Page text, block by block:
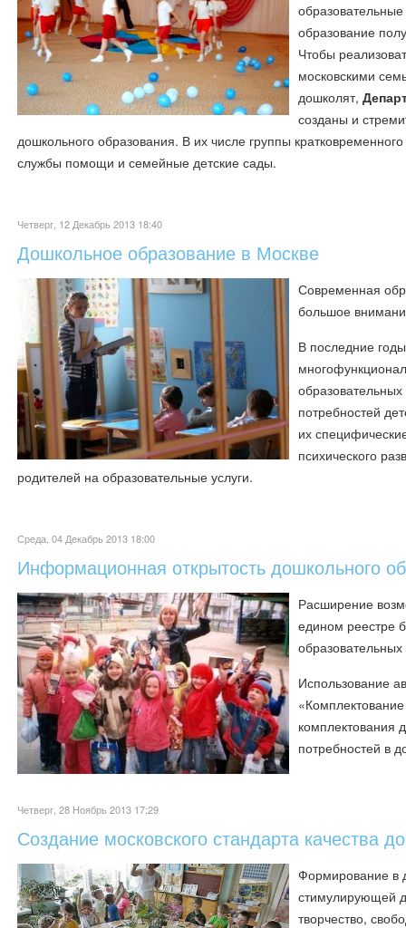
образование
Чтобы
московскими
дошколят,
созданы и
дошкольного образования. В их числе группы
службы помощи и семейные детские сады.
Четверг, 12 Декабрь 2013 18:40
Дошкольное образование в Москве
Современная
большое
В последние
потребностей
их
психического
родителей на образовательные услуги.
Среда, 04 Декабрь 2013 18:00
Информационная открытость дошкольного
Расширение
едином реестре
Использование
комплектования
потребностей в
Четверг, 28 Ноябрь 2013 17:29
Создание московского стандарта качества
Формирование в
стимулирующей
творчество,